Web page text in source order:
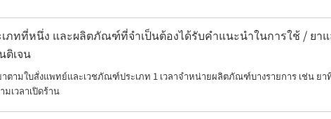
ภทที่หนึ่ง และผลิตภัณฑ์ที่จำเป็นต้องได้รับคำแนะนำในการใช้ / ย
ติเจน
ตามใบสั่งแพทย์และเวชภัณฑ์ประเภท 1 เวลาจำหน่ายผลิตภัณฑ์บางรายการ เช่น ย
เวลาเปิดร้าน